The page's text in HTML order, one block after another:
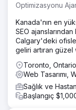
Optimizasyonu
Kanada'nın en
SEO
Calgary'deki
geliri artıran
Toronto,
Web Tasarımı,
Sağlık ve
Başlangıç